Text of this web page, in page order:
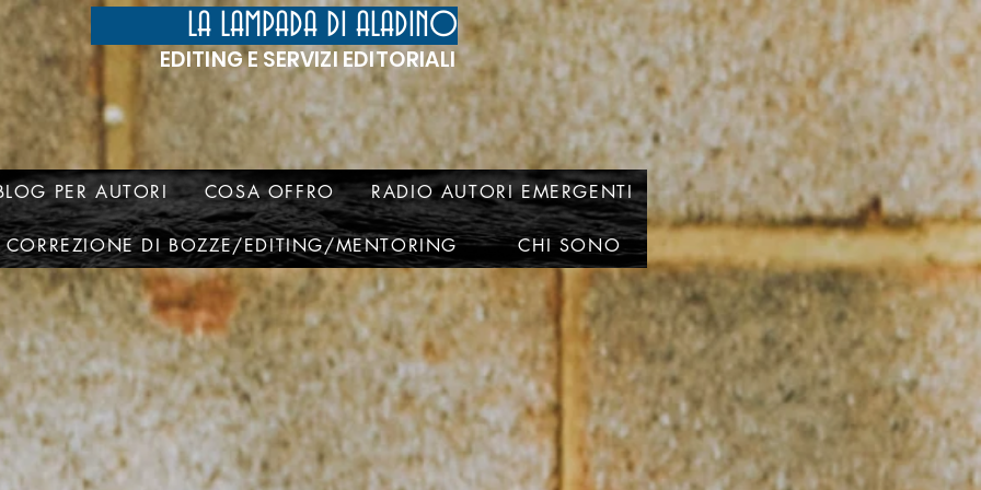
EDITING E SERVIZI EDITORIALI
LA LAMPADA DI ALADINO
PER AUTORI COSA OFFRO RADIO AUTORI EMERGENTI
CORREZIONE DI BOZZE/EDITING/MENTORING CHI SONO